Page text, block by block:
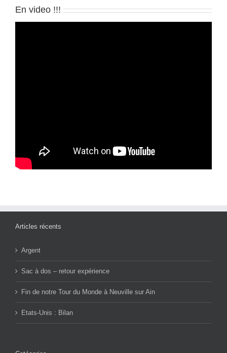
En video !!!
Articles récents
Argent
Sac à dos – retour expérience
Fin de notre Tour du Monde à Neuville sur Ain
Etats-Unis : Bilan